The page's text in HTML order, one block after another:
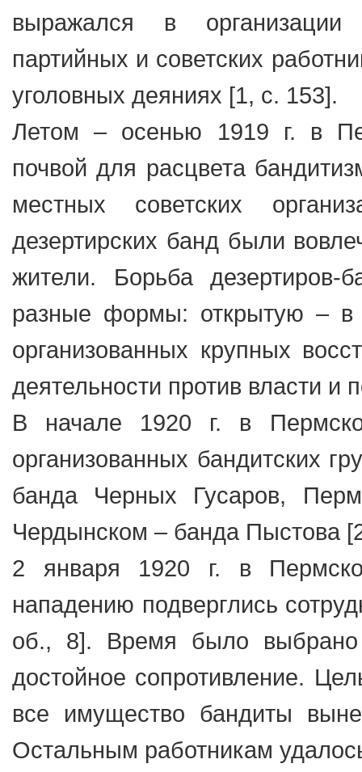
выражался в организации
партийных и советских
уголовных деяниях [1, с. 153].
Летом – осенью 1919 г. в
почвой для расцвета
местных советских
дезертирских банд были
жители. Борьба дезертиров-
разные формы: открытую – в
организованных крупных
деятельности против власти и
В начале 1920 г. в
организованных бандитских
банда Черных Гусаров,
Чердынском – банда Пыстова
2 января 1920 г. в
нападению подверглись
об., 8]. Время было
достойное сопротивление.
все имущество бандиты
Остальным работникам